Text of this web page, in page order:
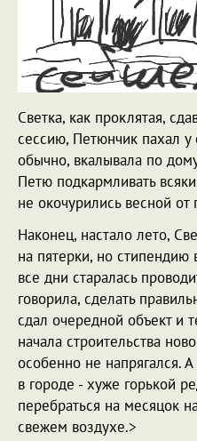
Светка, как проклятая,
сессию, Петюнчик пахал у
обычно, вкалывала по
Петю подкармливать
не окочурились весной от
Наконец, настало лето,
на пятерки, но стипендию
все дни старалась
говорила, сделать
сдал очередной объект и
начала строительства
особенно не напрягался.
в городе - хуже горькой
перебраться на месяцок
свежем воздухе.>